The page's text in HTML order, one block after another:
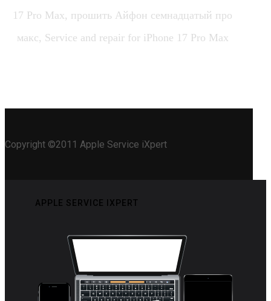
17 Pro Max, прошить Айфон семнадцатый про
макс, Service and repair for iPhone 17 Pro Max
Copyright ©2011 Apple Service iXpert
APPLE SERVICE IXPERT